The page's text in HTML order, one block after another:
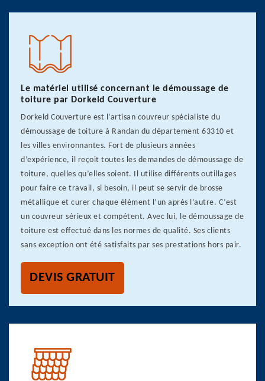
Le matériel utilisé concernant le démoussage de
toiture par Dorkeld Couverture
Dorkeld Couverture est l’artisan couvreur spécialiste du
démoussage de toiture à Randan du département 63310 et
les villes environnantes. Fort de plusieurs années
d’expérience, il reçoit toutes les demandes de démoussage de
toiture, quelles qu’elles soient. Il utilise différents outillages
pour faire ce travail, si besoin, il peut se servir de brosse
métallique et curer chaque élément l’un après l’autre. C’est
un couvreur sérieux et compétent. Avec lui, le démoussage de
toiture est effectué dans les normes de qualité. Ses clients
sans exception ont été satisfaits par ses prestations hors pair.
DEVIS GRATUIT